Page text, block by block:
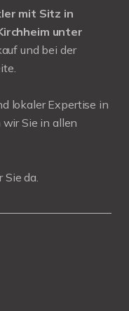
mit Sitz in
unter
und bei der
lokaler Expertise in
Sie in allen
da.